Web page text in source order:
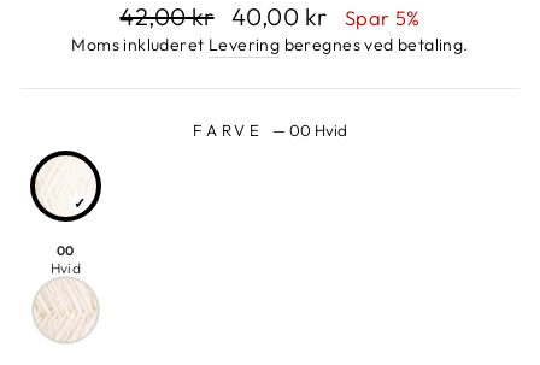
Normalpris
42,00 kr Udsalgspris
40,00 kr Spar 5%
Moms inkluderet Levering beregnes ved betaling.
FARVE —00 Hvid
00
Hvid